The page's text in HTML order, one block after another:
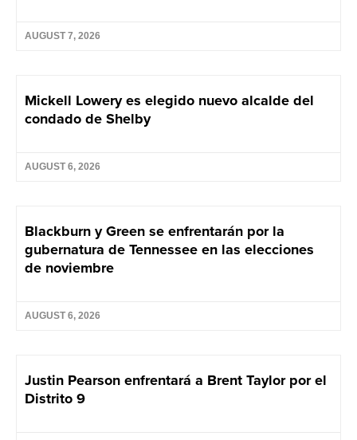
AUGUST 7, 2026
Mickell Lowery es elegido nuevo alcalde del
condado de Shelby
AUGUST 6, 2026
Blackburn y Green se enfrentarán por la
gubernatura de Tennessee en las elecciones
de noviembre
AUGUST 6, 2026
Justin Pearson enfrentará a Brent Taylor por el
Distrito 9